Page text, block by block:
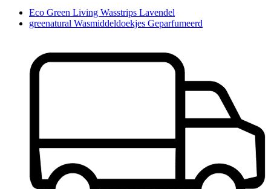
Eco Green Living Wasstrips Lavendel
greenatural Wasmiddeldoekjes Geparfumeerd